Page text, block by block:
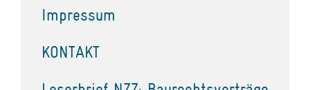
Impressum
KONTAKT